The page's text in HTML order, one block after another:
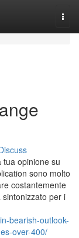
tua opinione su
sono molto
costantemente
per i
bearish-outlook-
over-400/